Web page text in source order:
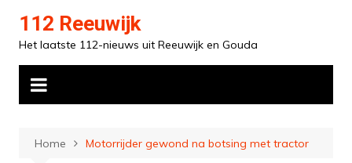
inhoud
112 Reeuwijk
Het laatste 112-nieuws uit Reeuwijk en Gouda
Home Motorrijder gewond na botsing met tractor